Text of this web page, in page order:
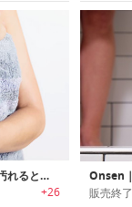
Mizu Smart Towel｜汚れるとカラーが変わり洗濯のタイミングがわかる高機能タオル「ミズ」
+26 販売終了